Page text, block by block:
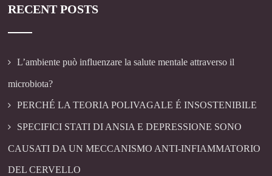
RECENT POSTS
L’ambiente può influenzare la salute mentale attraverso il
microbiota?
PERCHÉ LA TEORIA POLIVAGALE É INSOSTENIBILE
SPECIFICI STATI DI ANSIA E DEPRESSIONE SONO
CAUSATI DA UN MECCANISMO ANTI-INFIAMMATORIO
DEL CERVELLO